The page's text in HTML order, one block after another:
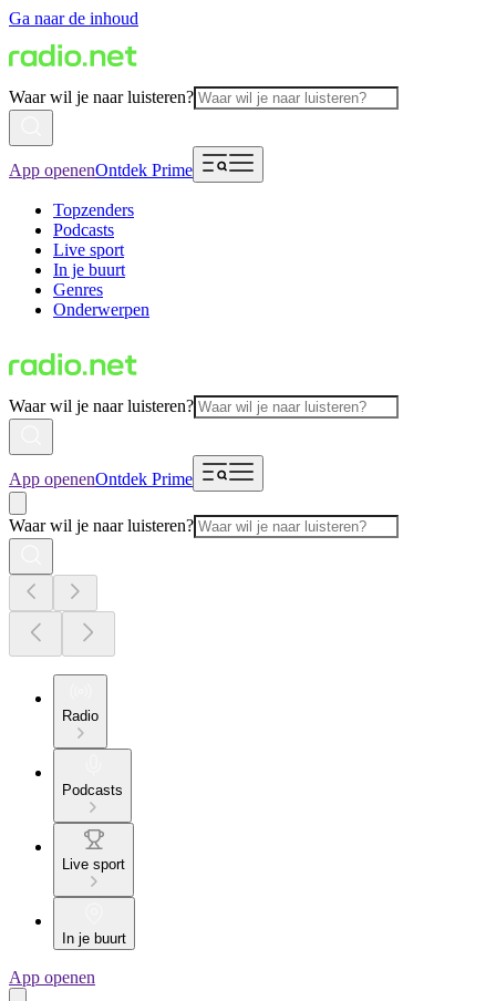
Ga naar de inhoud
Waar wil je naar luisteren?
App openenOntdek Prime
Topzenders
Podcasts
Live sport
In je buurt
Genres
Onderwerpen
Waar wil je naar luisteren?
App openenOntdek Prime
Waar wil je naar luisteren?
Radio
Podcasts
Live sport
In je buurt
App openen